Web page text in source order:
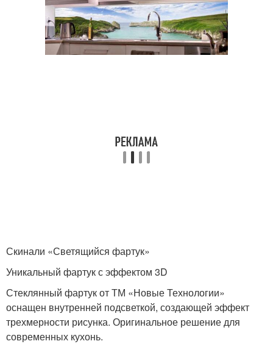
Скинали «Светящийся фартук»
Уникальный фартук с эффектом 3D
Стеклянный фартук от ТМ «Новые Технологии»
оснащен внутренней подсветкой, создающей эффект
трехмерности рисунка. Оригинальное решение для
современных кухонь.